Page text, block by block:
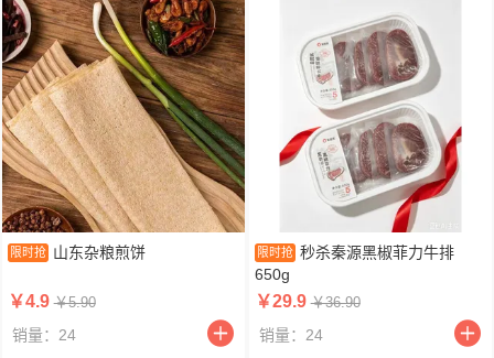
限时抢 山东杂粮煎饼
￥4.9￥5.90
销量：24
限时抢 秒杀秦源黑椒菲力牛排
650g
￥29.9￥36.90
销量：24